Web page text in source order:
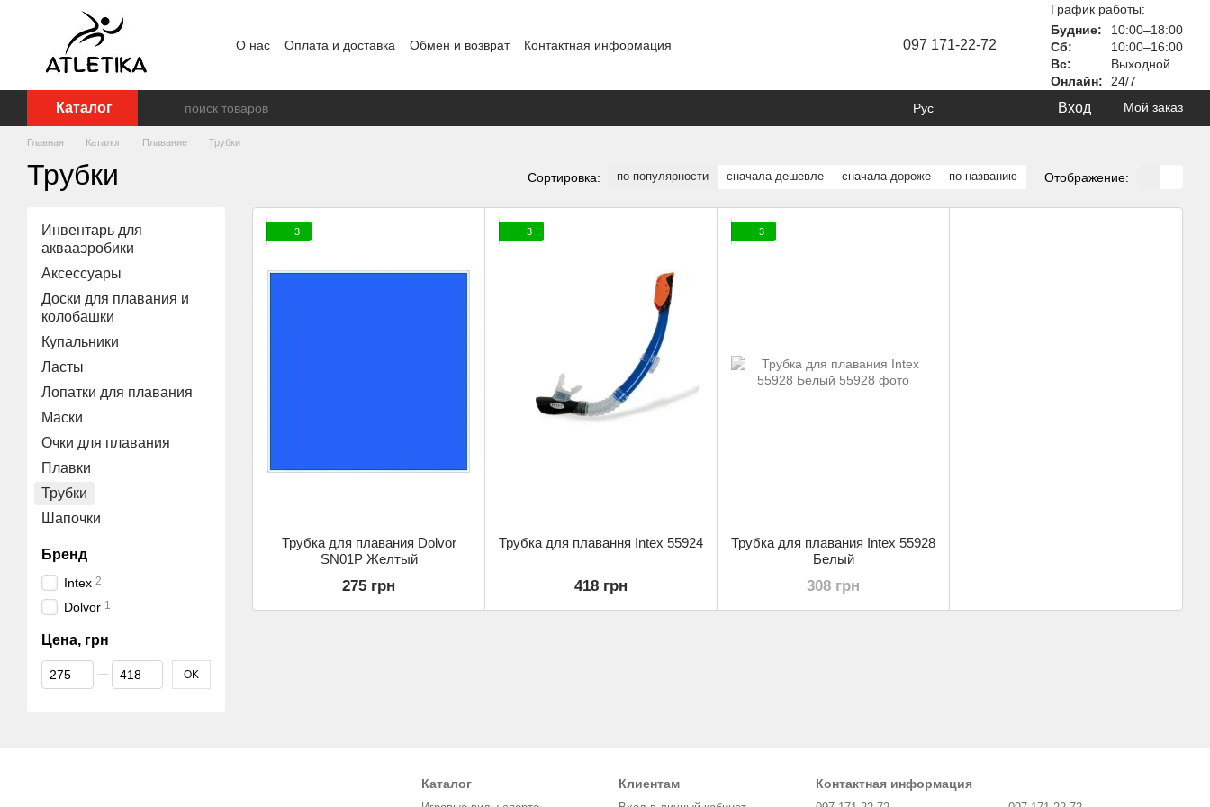
Перейти к основному контенту
О нас Оплата и доставка Обмен и возврат
Контактная информация
097 171-22-72
График работы:
Будние:
10:00–18:00
Сб:
10:00–16:00
Вс:
Выходной
Онлайн:
24/7
Каталог Рус Вход Мой заказ
Главная Каталог Плавание Трубки
Трубки Сортировка: по популярности сначала дешевле сначала дороже по названию Отображение:
3
Трубка для плавания Dolvor
SN01Р Желтый
275 грн
3
Трубка для плавання Intex 55924
418 грн
3
Трубка для плавания Intex 55928
Белый
308 грн
Инвентарь для
аквааэробики
Аксессуары
Доски для плавания и
колобашки
Купальники
Ласты
Лопатки для плавания
Маски
Очки для плавания
Плавки
Трубки
Шапочки
Бренд
Intex 2
Dolvor 1
Цена, грн
От Цена, грн
До Цена, грн OK
Каталог Клиентам Контактная информация